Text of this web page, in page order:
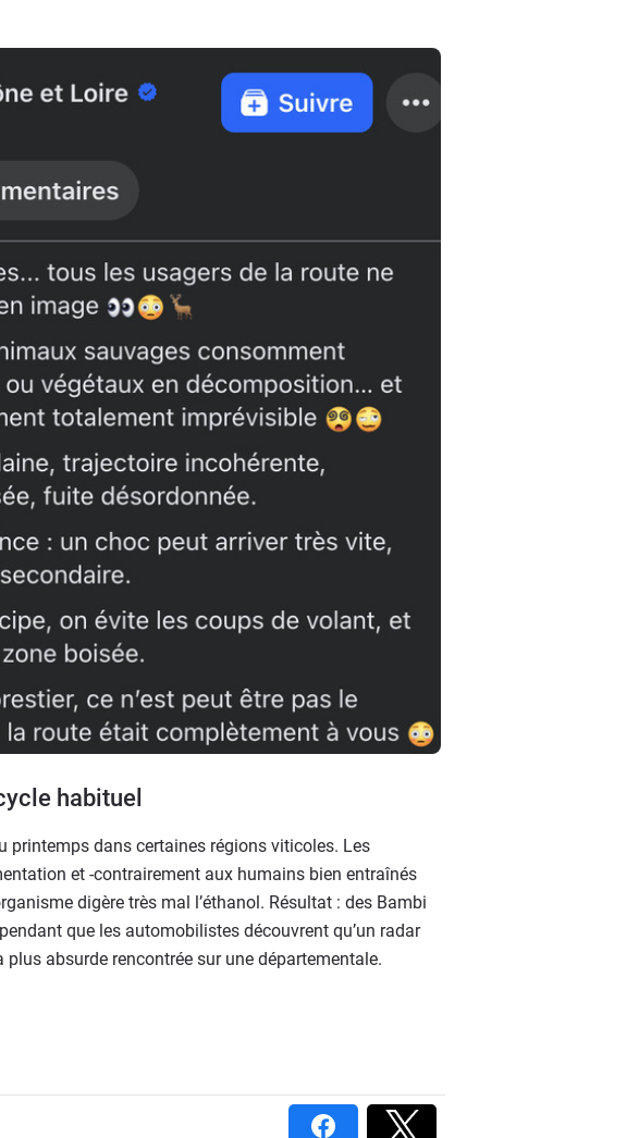
habituel
printemps dans certaines régions viticoles. Les
et -contrairement aux humains bien entraînés
digère très mal l’éthanol. Résultat : des Bambi
que les automobilistes découvrent qu’un radar
absurde rencontrée sur une départementale.